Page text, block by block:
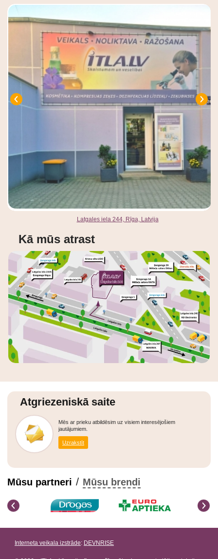
Latgales iela 244, Rīga, Latvija
Kā mūs atrast
Mūsu partneri / Mūsu brendi
Atgriezeniskā saite
Mēs ar prieku atbildēsim uz visiem interesējošiem
jautājumiem.
Uzrakstīt
Interneta veikala izstrāde: DEVNRISE